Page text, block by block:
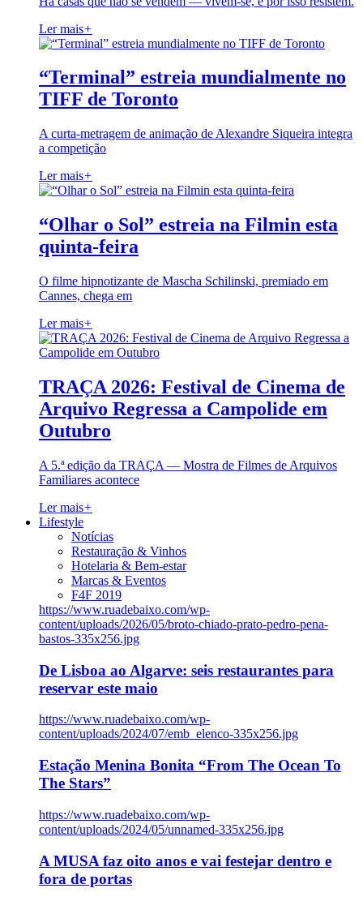
Ler mais+
“Terminal” estreia mundialmente no
TIFF de Toronto
A curta-metragem de animação de Alexandre Siqueira integra
a competição
Ler mais+
“Olhar o Sol” estreia na Filmin esta
quinta-feira
O filme hipnotizante de Mascha Schilinski, premiado em
Cannes, chega em
Ler mais+
TRAÇA 2026: Festival de Cinema de
Arquivo Regressa a Campolide em
Outubro
A 5.ª edição da TRAÇA — Mostra de Filmes de Arquivos
Familiares acontece
Ler mais+
Lifestyle
Notícias
Restauração & Vinhos
Hotelaria & Bem-estar
Marcas & Eventos
F4F 2019
https://www.ruadebaixo.com/wp-
content/uploads/2026/05/broto-chiado-prato-pedro-pena-
bastos-335x256.jpg
De Lisboa ao Algarve: seis restaurantes para
reservar este maio
https://www.ruadebaixo.com/wp-
content/uploads/2024/07/emb_elenco-335x256.jpg
Estação Menina Bonita “From The Ocean To
The Stars”
https://www.ruadebaixo.com/wp-
content/uploads/2024/05/unnamed-335x256.jpg
A MUSA faz oito anos e vai festejar dentro e
fora de portas